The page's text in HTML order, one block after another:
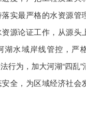
实最严格的水资源管
源论证工作，从源头
湖水域岸线管控，严
行为，加大河湖“四乱
全，为区域经济社会